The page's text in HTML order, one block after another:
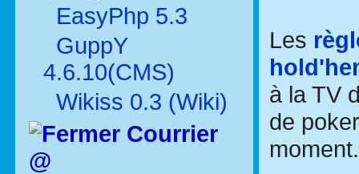
EasyPhp 5.3
GuppY
4.6.10(CMS)
Wikiss 0.3 (Wiki)
Courrier
@
Les
à la TV
de